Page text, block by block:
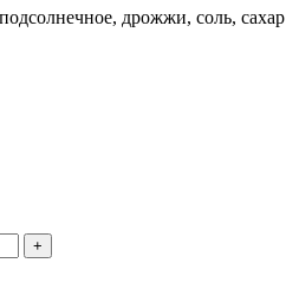
дрожжи, соль, сахар
+